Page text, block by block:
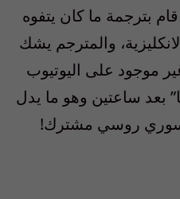
بترجمة ما كان يتفوه
والمترجم يشك
غير موجود على اليوتيوب
بعد ساعتين وهو ما يدل
سوري روسي مشترك!